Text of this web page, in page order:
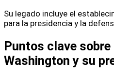
Su legado incluye el
para la presidencia y la
Puntos clave sobre
Washington y su